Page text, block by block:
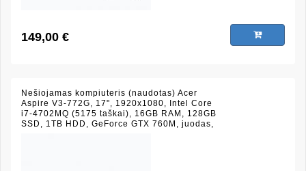
149,00 €
Nešiojamas kompiuteris (naudotas) Acer
Aspire V3-772G, 17", 1920x1080, Intel Core
i7-4702MQ (5175 taškai), 16GB RAM, 128GB
SSD, 1TB HDD, GeForce GTX 760M, juodas,